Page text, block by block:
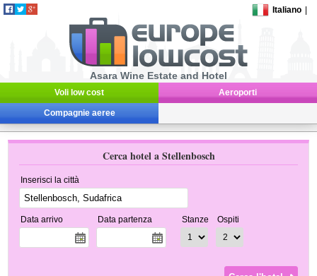
Italiano
Asara Wine Estate and Hotel
Voli low cost Aeroporti
Compagnie aeree
Cerca hotel a Stellenbosch
Inserisci la città
Data arrivo Data partenza Stanze Ospiti